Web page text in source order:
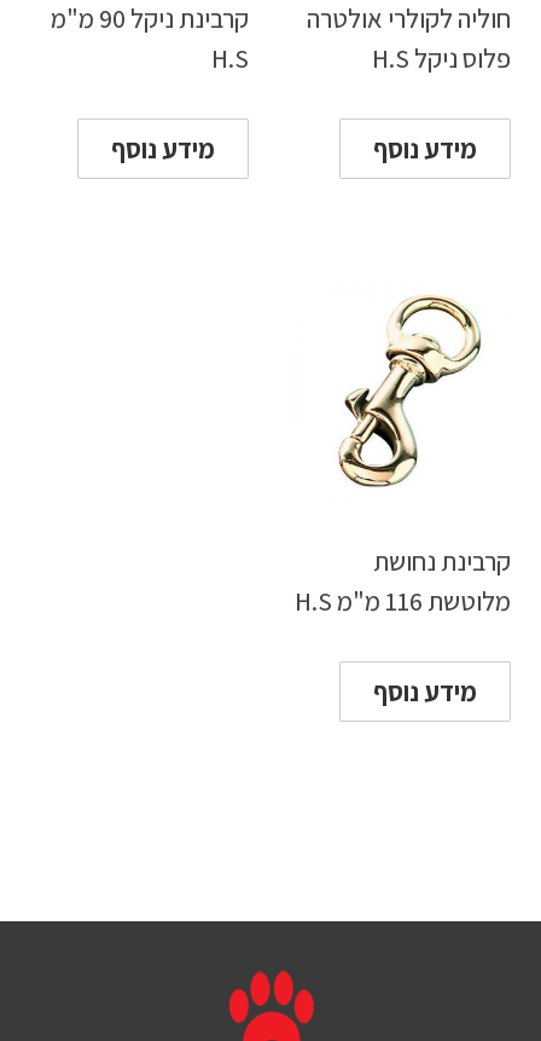
חוליה לקולרי אולטרה
פלוס ניקל H.S
מידע נוסף
קרבינת ניקל 90 מ"מ
H.S
מידע נוסף
קרבינת נחושת
מלוטשת 116 מ"מ H.S
מידע נוסף